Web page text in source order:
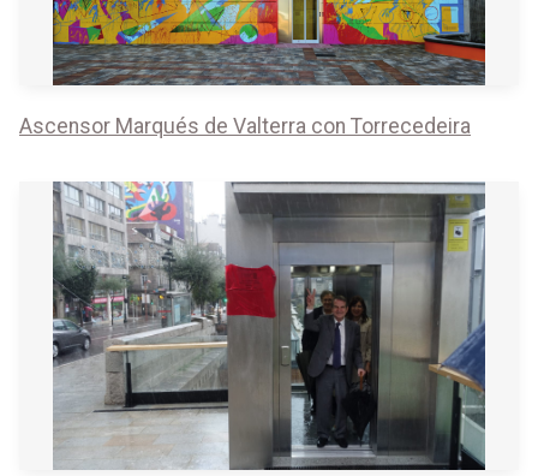
Ascensor Marqués de Valterra con Torrecedeira